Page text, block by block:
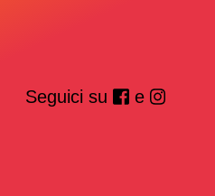
Seguici su e